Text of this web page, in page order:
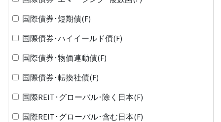
国際債券･短期債(F)
国際債券･ハイイールド債(F)
国際債券･物価連動債(F)
国際債券･転換社債(F)
国際REIT･グローバル･除く日本(F)
国際REIT･グローバル･含む日本(F)